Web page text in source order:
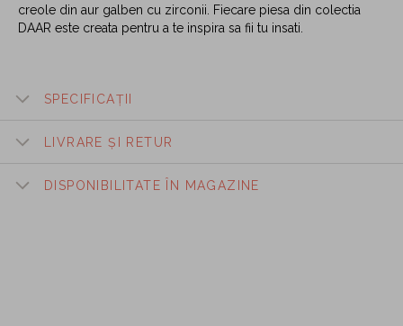
creole din aur galben cu zirconii. Fiecare piesa din colectia
DAAR este creata pentru a te inspira sa fii tu insati.
SPECIFICAȚII
LIVRARE ȘI RETUR
DISPONIBILITATE ÎN MAGAZINE